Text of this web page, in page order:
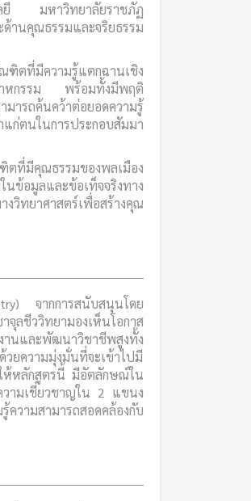
ยี มหาวิทยาลัยราชภัฏ
านคุณธรรมและจริยธรรม
ตที่มีความรู้แตกฉานเชิง
สาหกรรม พร้อมทั้งมีพฤติ
มารถค้นคว้าต่อยอดความรู้
ก่ตนในการประกอบสัมมา
ที่มีคุณธรรมของพลเมือง
อมูลและข้อเท็จจริงทาง
ทยาศาสตร์เพื่อสร้างคุณ
จากการสนับสนุนโดย
ลชีววิทยามองเห็นโอกาส
านและพัฒนาวิชาชีพสูงทั้ง
ยความมุ่งมั่นที่จะเข้าไปมี
ห้หลักสูตรนี้ มีอัตลักษณ์ใน
วามเชี่ยวชาญใน 2 แขนง
วามสามารถสอดคล้องกับ